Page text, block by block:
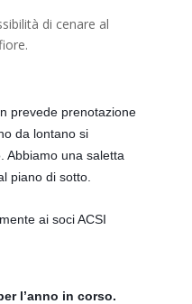
di cenare al
prevede prenotazione
da lontano si
Abbiamo una saletta
piano di sotto.
ai soci ACSI
l’anno in corso.